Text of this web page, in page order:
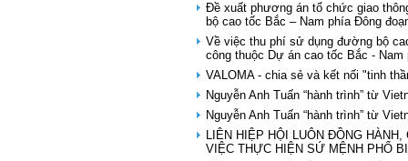
Đề xuất phương án tổ chức giao
bộ cao tốc Bắc – Nam phía Đông
Về việc thu phí sử dụng đường bộ
công thuộc Dự án cao tốc Bắc -
VALOMA - chia sẻ và kết nối "tinh
Nguyễn Anh Tuấn “hành trình” từ
Nguyễn Anh Tuấn “hành trình” từ
LIÊN HIỆP HỘI LUÔN ĐỒNG
VIỆC THỰC HIỆN SỨ MỆNH PHỔ